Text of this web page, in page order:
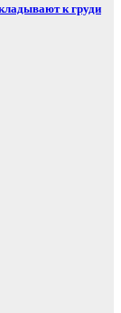
к груди